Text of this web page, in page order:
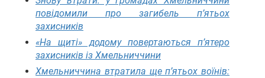
повідомили про загибель п’ятьох
захисників
«На щиті» додому повертаються п’ятеро
захисників із Хмельниччини
Хмельниччина втратила ще п’ятьох воїнів: